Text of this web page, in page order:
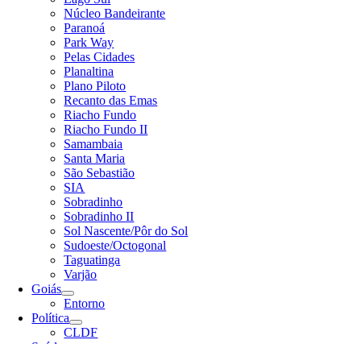
Núcleo Bandeirante
Paranoá
Park Way
Pelas Cidades
Planaltina
Plano Piloto
Recanto das Emas
Riacho Fundo
Riacho Fundo II
Samambaia
Santa Maria
São Sebastião
SIA
Sobradinho
Sobradinho II
Sol Nascente/Pôr do Sol
Sudoeste/Octogonal
Taguatinga
Varjão
Goiás
Entorno
Política
CLDF